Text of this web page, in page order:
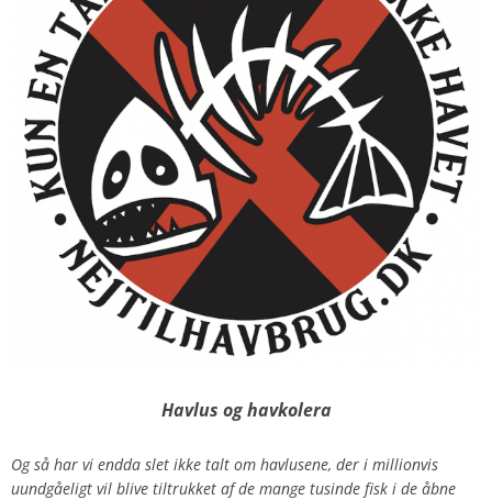
Havlus og havkolera
Og så har vi endda slet ikke talt om havlusene, der i millionvis
uundgåeligt vil blive tiltrukket af de mange tusinde fisk i de åbne